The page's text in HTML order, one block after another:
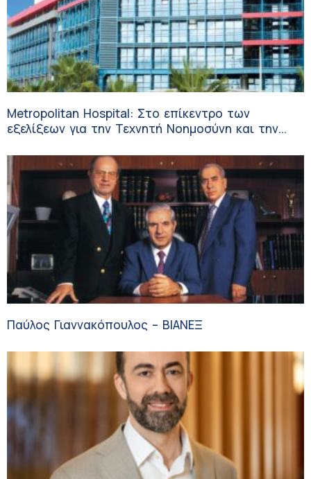
Metropolitan Hospital: Στο επίκεντρο των
εξελίξεων για την Τεχνητή Νοημοσύνη και την
Παύλος Γιαννακόπουλος – ΒΙΑΝΕΞ